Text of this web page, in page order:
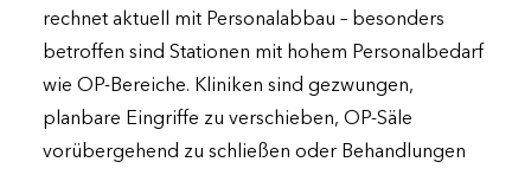
rechnet aktuell mit Personalabbau – besonders
betroffen sind Stationen mit hohem Personalbedarf
wie OP-Bereiche. Kliniken sind gezwungen,
planbare Eingriffe zu verschieben, OP-Säle
vorübergehend zu schließen oder Behandlungen